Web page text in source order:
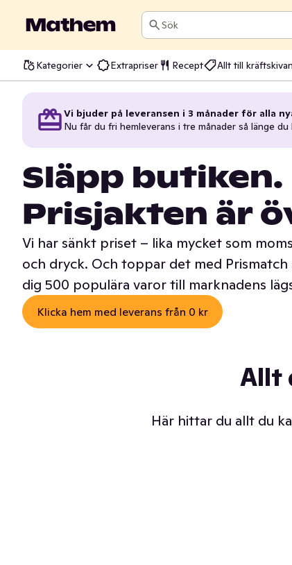
Sök
Kategorier Extrapriser Recept Allt till kräftskivan
Vi bjuder på leveransen i 3 månader för alla
Nu får du fri hemleverans i tre månader så länge
Släpp butiken.
Prisjakten är
Vi har sänkt priset – lika mycket som
och dryck. Och toppar det med
dig 500 populära varor till marknadens
Klicka hem med leverans från 0 kr
Allt
Här hittar du allt du